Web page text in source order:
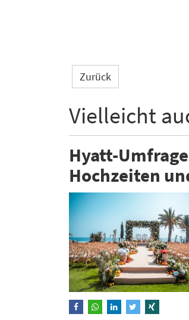
Zurück
Vielleicht
Hyatt-
Hochzeiten